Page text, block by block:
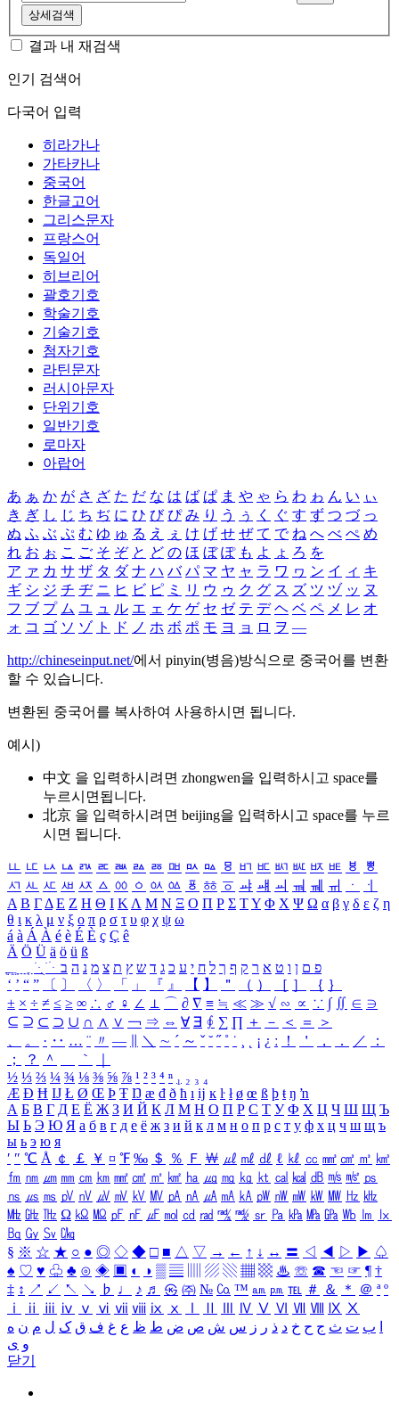
상세검색
결과 내 재검색
인기 검색어
다국어 입력
히라가나
가타카나
중국어
한글고어
그리스문자
프랑스어
독일어
히브리어
괄호기호
학술기호
기술기호
첨자기호
라틴문자
러시아문자
단위기호
일반기호
로마자
아랍어
あ ぁ か が さ ざ た だ な は ば ぱ ま や ゃ ら わ ゎ ん い ぃ
き ぎ し じ ち ぢ に ひ び ぴ み り う ぅ く ぐ す ず つ づ っ
ぬ ふ ぶ ぷ む ゆ ゅ る え ぇ け げ せ ぜ て で ね へ べ ぺ め
れ お ぉ こ ご そ ぞ と ど の ほ ぼ ぽ も よ ょ ろ を
ア ァ カ サ ザ タ ダ ナ ハ バ パ マ ヤ ャ ラ ワ ヮ ン イ ィ キ
ギ シ ジ チ ヂ ニ ヒ ビ ピ ミ リ ウ ゥ ク グ ス ズ ツ ヅ ッ ヌ
フ ブ プ ム ユ ュ ル エ ェ ケ ゲ セ ゼ テ デ ヘ ベ ペ メ レ オ
ォ コ ゴ ソ ゾ ト ド ノ ホ ボ ポ モ ヨ ョ ロ ヲ ―
http://chineseinput.net/에서 pinyin(병음)방식으로 중국어를 변환
할 수 있습니다.
변환된 중국어를 복사하여 사용하시면 됩니다.
예시)
中文 을 입력하시려면 zhongwen을 입력하시고 space를
누르시면됩니다.
北京 을 입력하시려면 beijing을 입력하시고 space를 누르
시면 됩니다.
ㅥ ㅦ ㅧ ㅨ ㅩ ㅪ ㅫ ㅬ ㅭ ㅮ ㅯ ㅰ ㅱ ㅲ ㅳ ㅴ ㅵ ㅶ ㅷ ㅸ
ㅹ
ㅺ ㅻ ㅼ ㅽ ㅾ ㅿ ㆀ ㆁ ㆂ ㆃ ㆄ ㆅ ㆆ ㆇ ㆈ ㆉ ㆊ ㆋ ㆌ ㆍ
ㆎ
Α Β ΓΔ Ε Ζ Η Θ Ι ΚΛ Μ Ν Ξ Ο Π Ρ Σ ΤΥ Φ Χ Ψ Ω α β γ δ ε ζ η
θ ι κ λ μ ν ξ ο π ρ σ τ υ φ χ ψ ω
á à Á À é è É È ç Ç ê
Ä Ö Ü ä ö ü ß
ִֶֹ ֻּ ׁׂ פ ם ן ו ט א ר ק ף ך ל ח י ע כ ג ד ש ץ ת צ מ נ ה ב
‘ ’ “ ” 〔 〕 〈 〉 「 」 『 』 【 】 ＂ （ ） ［ ］ ｛ ｝
± × ÷ ≠ ≤ ≥ ∞ ∴ ♂ ♀ ∠ ⊥ ⌒ ∂ ∇ ≡ ≒ ≪ ≫ √ ∽ ∝ ∵ ∫ ∬ ∈ ∋
⊆ ⊇ ⊂ ⊃ ∪ ∩ ∧ ∨ ￢ ⇒ ⇔ ∀ ∃ ∮ ∑ ∏ ＋ － ＜ ＝
＞
、
。 · ‥ … ¨ 〃 ― ＼ ∼ ´ ～ ˇ ˘ ˝ ˚ ˙ ¸ ¡ ¿ ː ！ ＇ ， ． ／
：
；
？ ＾ ｀
½ ⅓ ⅔ ¼ ¾ ⅛ ⅜ ⅝ ⅞ ¹ ² ³ ⁴ ⁿ ₁ ₂ ₃ ₄
Æ Ð Ħ Ĳ Ł Ø Œ Þ Ŧ Ŋ æ đ ð ħ ı ĳ ĸ ŀ ł ø œ ß þ ŧ ŋ ŉ
А Б В Г Д Е Ё Ж З И Й К Л М Н О П Р С Т У Ф Х Ц Ч Ш Щ Ъ
Ы Ь Э Ю Я а б в г д е ё ж з и й к л м н о п р с т у ф х ц ч ш щ ъ
ы ь э ю я
′ ″ ℃ Å ￠ ￡ ￥ ¤ ℉ ‰ ＄ ％ Ｆ ￦ ㎕ ㎖ ㎗ ℓ ㎘ ㏄ ㎣ ㎤ ㎥ ㎦
㎙ ㎚ ㎛ ㎜ ㎝ ㎞ ㎟ ㎠ ㎡ ㎢ ㏊ ㎍ ㎎ ㎏ ㏏ ㎈ ㎉ ㏈ ㎧ ㎨ ㎰
㎱ ㎲ ㎳ ㎴ ㎵ ㎶ ㎷ ㎸ ㎹ ㎀ ㎁ ㎂ ㎃ ㎄ ㎺ ㎻ ㎽ ㎾ ㎿ ㎐ ㎑
㎒ ㎓ ㎔ Ω ㏀ ㏁ ㎊ ㎋ ㎌ ㏖ ㏅ ㎭ ㎮ ㎯ ㏛ ㎩ ㎪ ㎫ ㎬ ㏝ ㏐
㏓
㏃ ㏉ ㏜ ㏆
§ ※ ☆ ★ ○ ● ◎ ◇ ◆ □ ■ △ ▽ → ← ↑ ↓ ↔ 〓 ◁ ◀ ▷ ▶ ♤
♠ ♡ ♥ ♧ ♣ ⊙ ◈ ▣ ◐ ◑ ▒ ▤ ▨ ▧ ▦ ▩ ♨ ☏ ☎ ☜ ☞ ¶ †
‡ ↕ ↗ ↙ ↖ ↘ ♭ ♩ ♪ ♬ ㉿ ㈜ № ㏇ ™ ㏂ ㏘ ℡ ＃ ＆ ＊ ＠ ª º
ⅰ
ⅱ ⅲ ⅳ ⅴ ⅵ ⅶ ⅷ ⅸ ⅹ Ⅳ Ⅴ Ⅵ Ⅶ Ⅷ Ⅸ Ⅹ
ب ت ث ج ح خ د ذ ر ز س ش ص ض ط ظ ع غ ف ق ک ل م ن ه
و ی
닫기